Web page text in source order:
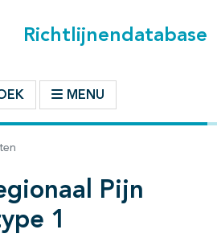
Richtlijnendatabase
MENU
Pijn
1